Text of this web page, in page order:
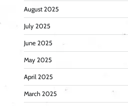
August 2025
July 2025
June 2025
May 2025
April 2025
March 2025